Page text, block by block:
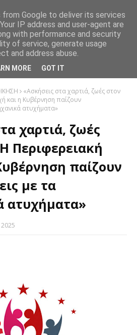
«Ασκήσεις στα χαρτιά, ζωές στον
και η Κυβέρνηση παίζουν
ατυχήματα»
χαρτιά, ζωές
Περιφερειακή
παίζουν
με τα
ατυχήματα»
Google to deliver its services
IP address and user-agent are
with performance and security
of service, generate usage
and address abuse.
MORE GOT IT